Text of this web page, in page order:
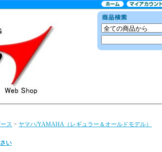
ス > ヤマハ/YAMAHA（レギュラー＆オールドモデル）
い